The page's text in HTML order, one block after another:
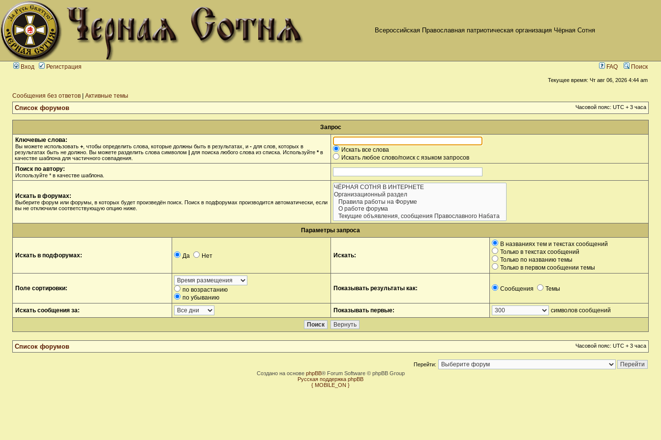
Всероссийская Православная патриотическая организация Чёрная Сотня
Вход Регистрация FAQ Поиск
Текущее время: Чт авг 06, 2026 4:44 am
Сообщения без ответов Активные темы
Список форумов Часовой пояс: UTC + 3 часа
Запрос
Ключевые слова:
Вы можете использовать + , чтобы определить слова, которые должны быть в результатах, и - для слов, которых в
результатах быть не должно. Вы можете разделить слова символом | для поиска любого слова из списка. Используйте *в
качестве шаблона для частичного совпадения.
Искать все слова
Искать любое слово/поиск с языком запросов
Поиск по автору:
Используйте * в качестве шаблона.
Искать в форумах:
Выберите форум или форумы, в которых будет произведён поиск. Поиск в подфорумах производится автоматически, если
вы не отключили соответствующую опцию ниже.
Параметры запроса
Искать в подфорумах: Да Нет Искать:
В названиях тем и текстах сообщений
Только в текстах сообщений
Только по названию темы
Только в первом сообщении темы
Поле сортировки:
по возрастанию
по убыванию
Показывать результаты как: Сообщения Темы
Искать сообщения за: Показывать первые: символов сообщений
Список форумов Часовой пояс: UTC + 3 часа
Перейти:
Создано на основе phpBB® Forum Software © phpBB Group
Русская поддержка phpBB
{ MOBILE_ON }